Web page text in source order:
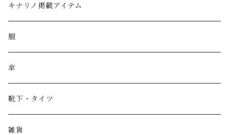
キナリノ掲載アイテム
服
傘
靴下・タイツ
雑貨